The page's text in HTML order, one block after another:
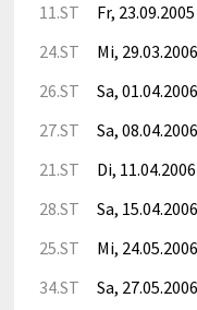
11.ST Fr, 23.09.2005
24.ST Mi, 29.03.2006
26.ST Sa, 01.04.2006
27.ST Sa, 08.04.2006
21.ST Di, 11.04.2006
28.ST Sa, 15.04.2006
25.ST Mi, 24.05.2006
34.ST Sa, 27.05.2006